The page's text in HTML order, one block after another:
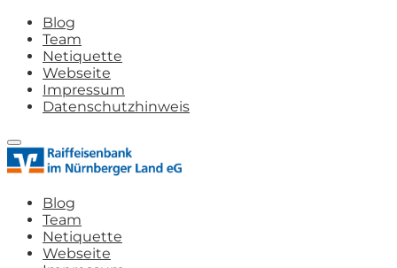
Blog
Team
Netiquette
Webseite
Impressum
Datenschutzhinweis
Blog
Team
Netiquette
Webseite